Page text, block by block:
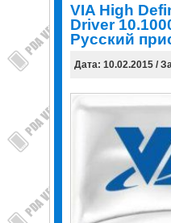
VIA High
Driver
Русский
Дата: 10.02.2015 /